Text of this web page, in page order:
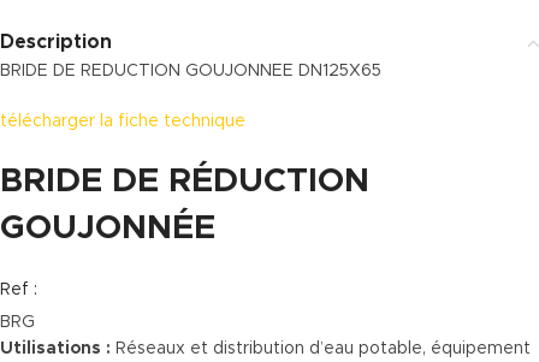
Description
BRIDE DE REDUCTION GOUJONNEE DN125X65
télécharger la fiche technique
BRIDE DE RÉDUCTION
GOUJONNÉE
Ref :
BRG
Utilisations : Réseaux et distribution d’eau potable, équipement